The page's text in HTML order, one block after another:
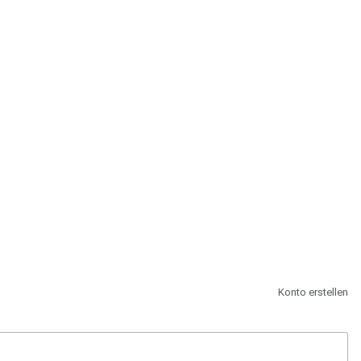
Konto erstellen